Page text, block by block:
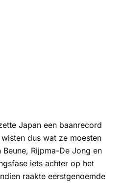
Japan een baanrecord
dus wat ze moesten
Rijpma-De Jong en
iets achter op het
raakte eerstgenoemde